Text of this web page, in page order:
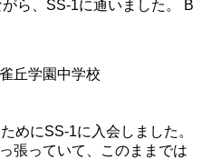
ら、SS-1に通いました。 B
丘学園中学校
めにSS-1に入会しました。
張っていて、このままでは